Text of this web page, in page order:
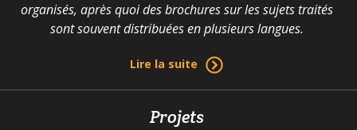
organisés, après quoi des brochures sur les sujets traités
sont souvent distribuées en plusieurs langues.
Lire la suite
Projets